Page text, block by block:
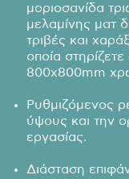
μοριοσανίδα
μελαμίνης ματ
τριβές και
οποία
800x800mm
Ρυθμιζόμενος
ύψους και την
εργασίας.
Διάσταση